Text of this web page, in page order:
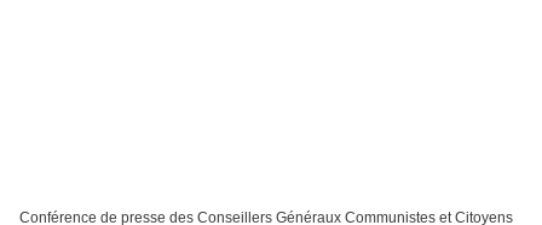
Conférence de presse des Conseillers Généraux Communistes et Citoyens